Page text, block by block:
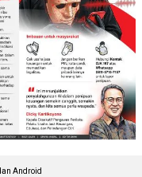
Android